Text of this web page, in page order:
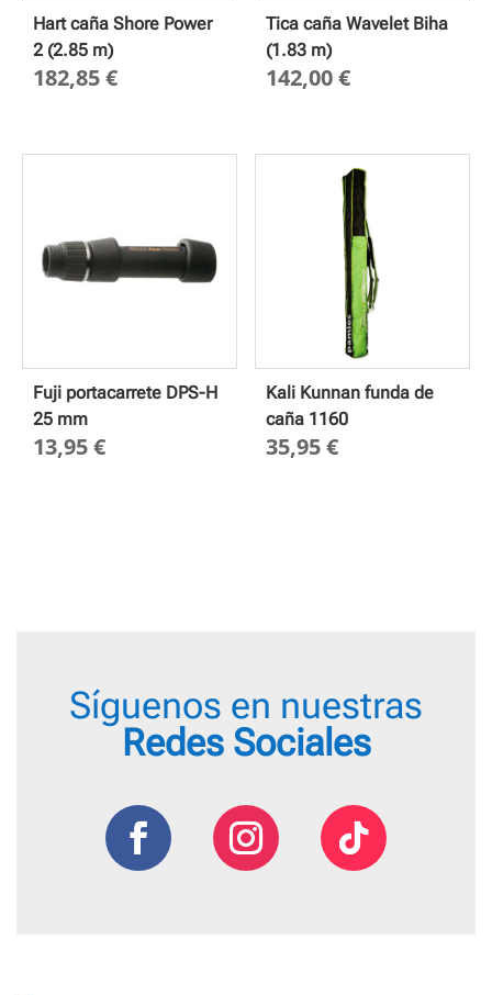
Hart caña Shore Power
2 (2.85 m)
182,85€
Tica caña Wavelet Biha
(1.83 m)
142,00€
Fuji portacarrete DPS-H
25 mm
13,95€
Kali Kunnan funda de
caña 1160
35,95€
Síguenos en nuestras
Redes Sociales